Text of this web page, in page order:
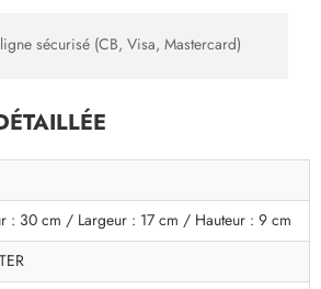
sécurisé (CB, Visa, Mastercard)
: 30 cm / Largeur : 17 cm / Hauteur : 9 cm